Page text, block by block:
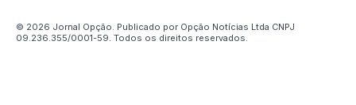
© 2026 Jornal Opção. Publicado por Opção Notícias Ltda CNPJ
09.236.355/0001-59. Todos os direitos reservados.